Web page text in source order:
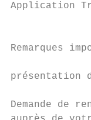
Application
Remarques
présentation
Demande